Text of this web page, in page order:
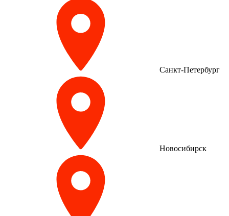
Санкт-Петербург
Новосибирск